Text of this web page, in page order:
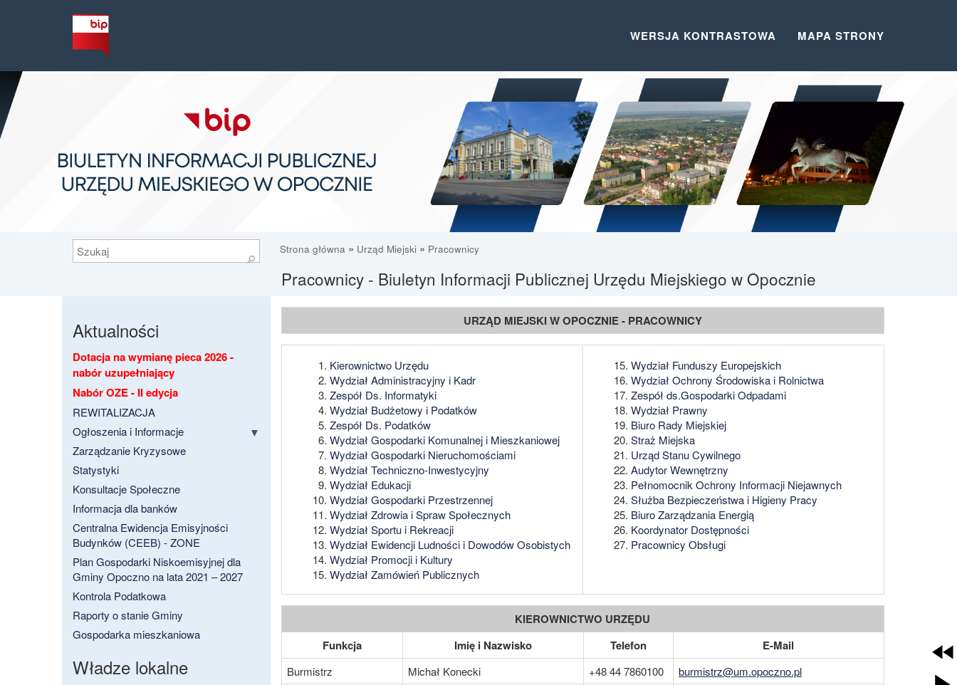
WERSJA KONTRASTOWA MAPA STRONY
Szukaj
⚲
Strona główna » Urząd Miejski» Pracownicy
Pracownicy - Biuletyn Informacji Publicznej Urzędu Miejskiego w Opocznie
Aktualności
Dotacja na wymianę pieca 2026 -
nabór uzupełniający
Nabór OZE - II edycja
REWITALIZACJA
Ogłoszenia i Informacje
Zarządzanie Kryzysowe
Statystyki
Konsultacje Społeczne
Informacja dla banków
Centralna Ewidencja Emisyjności
Budynków (CEEB) - ZONE
Plan Gospodarki Niskoemisyjnej dla
Gminy Opoczno na lata 2021 – 2027
Kontrola Podatkowa
Raporty o stanie Gminy
Gospodarka mieszkaniowa
Władze lokalne
URZĄD MIEJSKI W OPOCZNIE - PRACOWNICY
Kierownictwo Urzędu
Wydział Administracyjny i Kadr
Zespół Ds. Informatyki
Wydział Budżetowy i Podatków
Zespół Ds. Podatków
Wydział Gospodarki Komunalnej i Mieszkaniowej
Wydział Gospodarki Nieruchomościami
Wydział Techniczno-Inwestycyjny
Wydział Edukacji
Wydział Gospodarki Przestrzennej
Wydział Zdrowia i Spraw Społecznych
Wydział Sportu i Rekreacji
Wydział Ewidencji Ludności i Dowodów Osobistych
Wydział Promocji i Kultury
Wydział Zamówień Publicznych
Wydział Funduszy Europejskich
Wydział Ochrony Środowiska i Rolnictwa
Zespół ds.Gospodarki Odpadami
Wydział Prawny
Biuro Rady Miejskiej
Straż Miejska
Urząd Stanu Cywilnego
Audytor Wewnętrzny
Pełnomocnik Ochrony Informacji Niejawnych
Służba Bezpieczeństwa i Higieny Pracy
Biuro Zarządzania Energią
Koordynator Dostępności
Pracownicy Obsługi
KIEROWNICTWO URZĘDU
Funkcja
Imię i Nazwisko Telefon E-Mail
Burmistrz Michał Konecki +48 44 7860100
burmistrz@um.opoczno.pl